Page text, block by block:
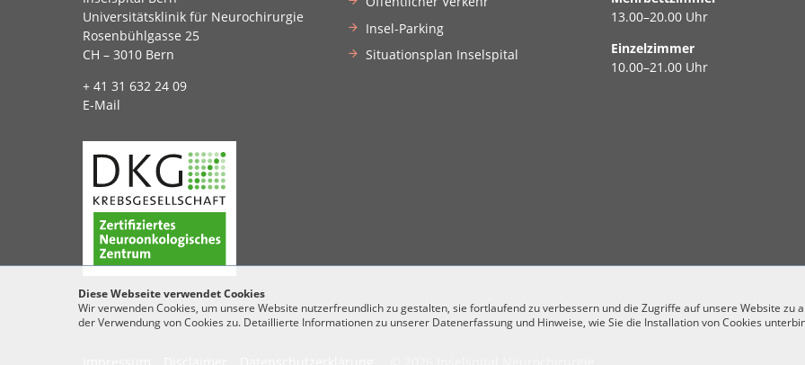
Universitätsklinik für Neurochirurgie
Rosenbühlgasse 25
CH – 3010 Bern
+ 41 31 632 24 09
E-Mail
Insel-Parking
Situationsplan Inselspital
13.00–20.00 Uhr
Einzelzimmer
10.00–21.00 Uhr
Diese Webseite verwendet Cookies
Wir verwenden Cookies, um unsere Website nutzerfreundlich zu gestalten, sie fortlaufend zu verbessern und die Zugriffe auf unsere Website zu
der Verwendung von Cookies zu. Detaillierte Informationen zu unserer Datenerfassung und Hinweise, wie Sie die Installation von Cookies